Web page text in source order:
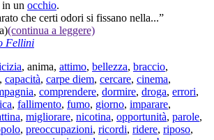
in un occhio.
che certi odori si fissano nella...”
(continua a leggere)
Fellini
, anima, attimo, bellezza, braccio,
, capacità, carpe diem, cercare, cinema,
, comprendere, dormire, droga, errori,
, fallimento, fumo, giorno, imparare,
, migliorare, nicotina, opportunità, parole,
, preoccupazioni, ricordi, ridere, riposo,